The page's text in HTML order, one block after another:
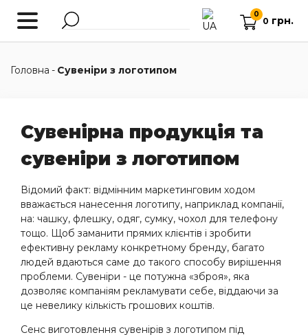
0
0 грн.
Головна - Сувеніри з логотипом
Сувенірна продукція та
сувеніри з логотипом
Відомий факт: відмінним маркетинговим ходом
вважається нанесення логотипу, наприклад компанії,
на: чашку, флешку, одяг, сумку, чохол для телефону
тощо. Щоб заманити прямих клієнтів і зробити
ефективну рекламу конкретному бренду, багато
людей вдаються саме до такого способу вирішення
проблеми. Сувеніри - це потужна «зброя», яка
дозволяє компаніям рекламувати себе, віддаючи за
це невелику кількість грошових коштів.
Сенс виготовлення сувенірів з логотипом під